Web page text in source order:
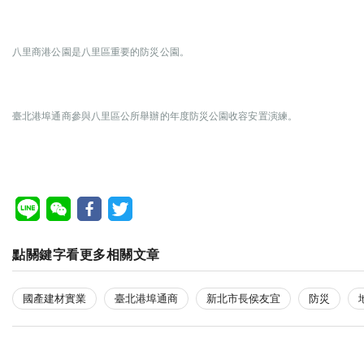
八里商港公園是八里區重要的防災公園。
臺北港埠通商參與八里區公所舉辦的年度防災公園收容安置演練。
點關鍵字看更多相關文章
國產建材實業 臺北港埠通商 新北市長侯友宜 防災